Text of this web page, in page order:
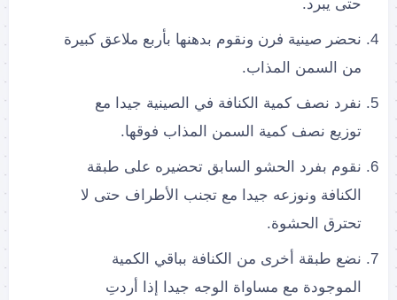
حتى يبرد.
نحضر صينية فرن ونقوم بدهنها بأربع ملاعق كبيرة
من السمن المذاب.
نفرد نصف كمية الكنافة في الصينية جيدا مع
توزيع نصف كمية السمن المذاب فوقها.
نقوم بفرد الحشو السابق تحضيره على طبقة
الكنافة ونوزعه جيدا مع تجنب الأطراف حتى لا
تحترق الحشوة.
نضع طبقة أخرى من الكنافة بباقي الكمية
الموجودة مع مساواة الوجه جيدا إذا أردتِ